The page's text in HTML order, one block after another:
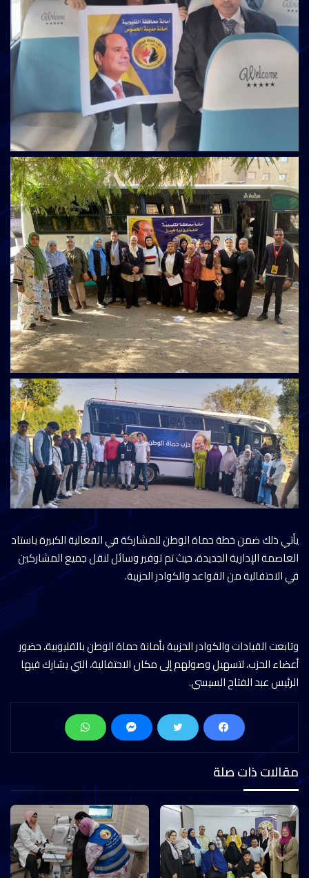
يأتي ذلك ضمن خطة حماة الوطن للمشاركة في الفعالية الكبيرة باستاد
العاصمة الإدارية الجديدة، حيث تم توفير وسائل لنقل جميع المشاركين
في الاحتفالية من القواعد والكوادر الحزبية.
وتابعت القيادات والكوادر الحزبية بأمانة حماة الوطن بالقليوبية، حضور
أعضاء الحزب، لتسهيل وصولهم إلى مكان الاحتفالية، التي يشارك فيها
الرئيس عبد الفتاح السيسي.
مقالات ذات صلة